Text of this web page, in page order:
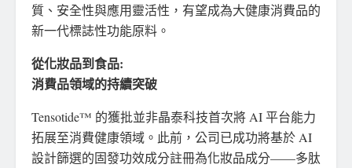
質、安全性與應用靈活性，有望成為大健康消費品的
新一代標誌性功能原料。
從化妝品到食品:
消費品領域的持續突破
Tensotide™ 的獲批並非晶泰科技首次將 AI 平台能力
拓展至消費健康領域。此前，公司已成功將基於 AI
設計篩選的固發功效成分註冊為化妝品成分——多肽